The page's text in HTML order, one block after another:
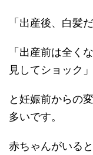
「出産後、白髪
「出産前は全く
見してショック」
と妊娠前からの
多いです。
赤ちゃんがいる